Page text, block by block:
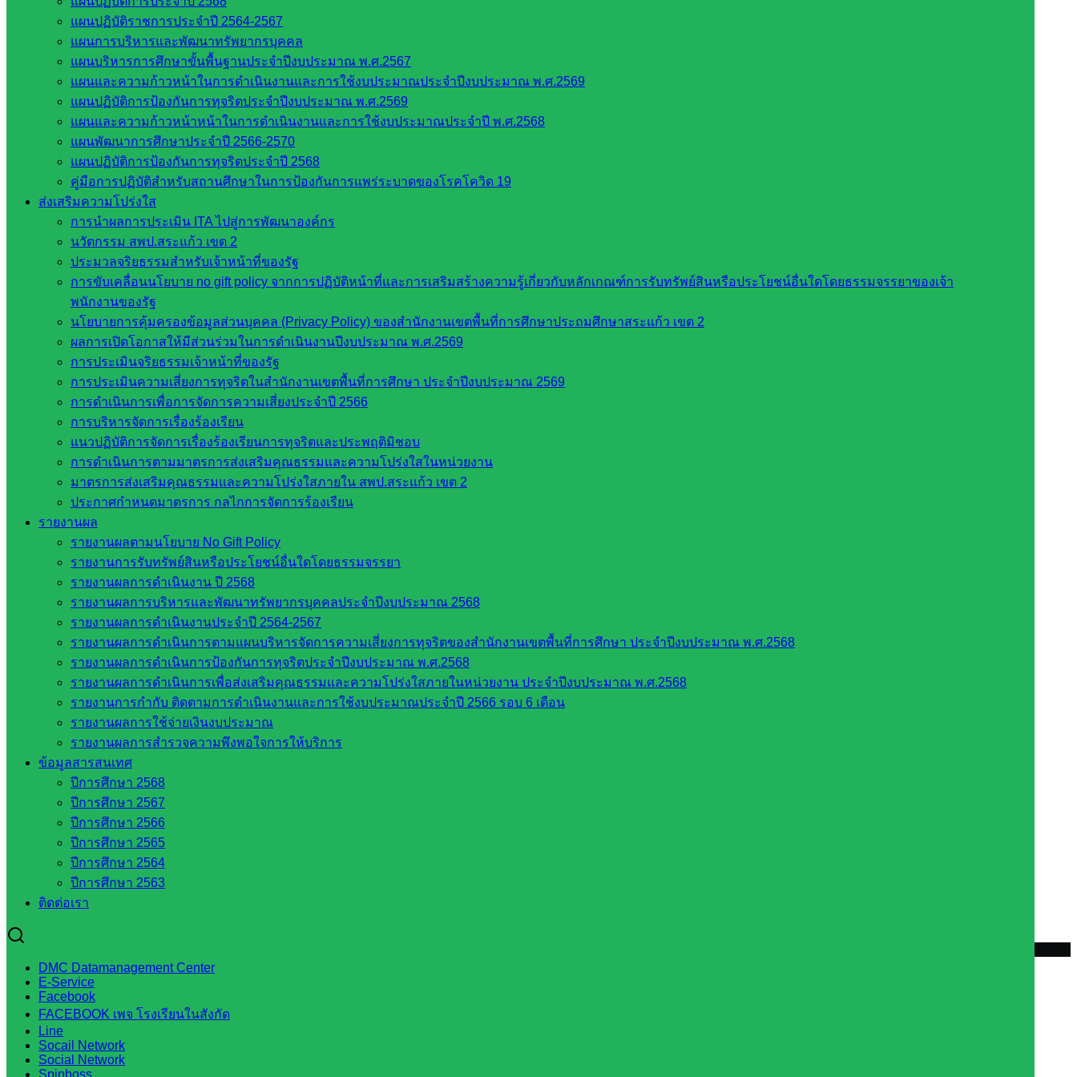
แผนปฏิบัติราชการประจำปี 2564-2567
แผนการบริหารและพัฒนาทรัพยากรบุคคล
แผนบริหารการศึกษาขั้นพื้นฐานประจำปีงบประมาณ พ.ศ.2567
แผนและความก้าวหน้าในการดำเนินงานและการใช้งบประมาณประจำปีงบประมาณ พ.ศ.2569
แผนปฏิบัติการป้องกันการทุจริตประจำปีงบประมาณ พ.ศ.2569
แผนและความก้าวหน้าหน้าในการดำเนินงานและการใช้งบประมาณประจำปี พ.ศ.2568
แผนพัฒนาการศึกษาประจำปี 2566-2570
แผนปฏิบัติการป้องกันการทุจริตประจำปี 2568
คู่มือการปฏิบัติสำหรับสถานศึกษาในการป้องกันการแพร่ระบาดของโรคโควิด 19
ส่งเสริมความโปร่งใส
การนำผลการประเมิน ITA ไปสู่การพัฒนาองค์กร
นวัตกรรม สพป.สระแก้ว เขต 2
ประมวลจริยธรรมสำหรับเจ้าหน้าที่ของรัฐ
การขับเคลื่อนนโยบาย no gift policy จากการปฏิบัติหน้าที่และการเสริมสร้างความรู้เกี่ยวกับหลักเกณฑ์การรับทรัพย์สินหรือประโยชน์อื่นใดโดยธรรมจรรยาของเจ้า
พนักงานของรัฐ
นโยบายการคุ้มครองข้อมูลส่วนบุคคล (Privacy Policy) ของสำนักงานเขตพื้นที่การศึกษาประถมศึกษาสระแก้ว เขต 2
ผลการเปิดโอกาสให้มีส่วนร่วมในการดำเนินงานปีงบประมาณ พ.ศ.2569
การประเมินจริยธรรมเจ้าหน้าที่ของรัฐ
การประเมินความเสี่ยงการทุจริตในสำนักงานเขตพื้นที่การศึกษา ประจำปีงบประมาณ 2569
การดำเนินการเพื่อการจัดการความเสี่ยงประจำปี 2566
การบริหารจัดการเรื่องร้องเรียน
แนวปฏิบัติการจัดการเรื่องร้องเรียนการทุจริตและประพฤติมิชอบ
การดำเนินการตามมาตรการส่งเสริมคุณธรรมและความโปร่งใสในหน่วยงาน
มาตรการส่งเสริมคุณธรรมและความโปร่งใสภายใน สพป.สระแก้ว เขต 2
ประกาศกำหนดมาตรการ กลไกการจัดการร้องเรียน
รายงานผล
รายงานผลตามนโยบาย No Gift Policy
รายงานการรับทรัพย์สินหรือประโยชน์อื่นใดโดยธรรมจรรยา
รายงานผลการดำเนินงาน ปี 2568
รายงานผลการบริหารและพัฒนาทรัพยากรบุคคลประจำปีงบประมาณ 2568
รายงานผลการดำเนินงานประจำปี 2564-2567
รายงานผลการดำเนินการตามแผนบริหารจัดการความเสี่ยงการทุจริตของสำนักงานเขตพื้นที่การศึกษา ประจำปีงบประมาณ พ.ศ.2568
รายงานผลการดำเนินการป้องกันการทุจริตประจำปีงบประมาณ พ.ศ.2568
รายงานผลการดำเนินการเพื่อส่งเสริมคุณธรรมและความโปร่งใสภายในหน่วยงาน ประจำปีงบประมาณ พ.ศ.2568
รายงานการกำกับ ติดตามการดำเนินงานและการใช้งบประมาณประจำปี 2566 รอบ 6 เดือน
รายงานผลการใช้จ่ายเงินงบประมาณ
รายงานผลการสำรวจความพึงพอใจการให้บริการ
ข้อมูลสารสนเทศ
ปีการศึกษา 2568
ปีการศึกษา 2567
ปีการศึกษา 2566
ปีการศึกษา 2565
ปีการศึกษา 2564
ปีการศึกษา 2563
ติดต่อเรา
DMC Datamanagement Center
E-Service
Facebook
FACEBOOK เพจ โรงเรียนในสังกัด
Line
Socail Network
Social Network
Spinboss
รายชื่อมหาวิทยาลัยในประเทศไทย
เว็บไซต์สำนักต่าง ๆ ใน สพฐ.
เว็บไซต์ สพม. ในสังกัด สพฐ.
เว็บไซต์ สพป. ในสังกัด สพฐ.
กรมบัญชีกลาง
สำนักงาน ส.ก.ส.ค
หน่วยงานในจังหวัดสระแก้ว
จังหวัดสระแก้ว
องค์การบริหารส่วนจังหวัดสระแก้ว
ศึกษาธิการจังหวัดสระแก้ว
สำนักงาน ส.ก.ส.ค. จังหวัดสระแก้ว
สพป. สระแก้วเขต 1
สพป.สระแก้ว เขต 2
โรงเรียนในสังกัด สพป.สระแก้ว เขต 1
โรงเรียนในสังกัด สพป.สระแก้ว เขต 2
วิทยาลัยเทคนิคสระแก้ว
วิทยาลัยเทคนิควังน้ำเย็น
กศน.สระแก้ว
เว็บไซต์กลุ่มงานในสำนักงาน
กลุ่มอำนวยการ
กลุ่มบริหารงานงานเงินและสินทรัพย์
กลุ่มส่งเสริมการจัดการศึกษา
กลุ่มบริหารงานบุคคล
กลุ่มพัฒนาครูและบุคลากรฯ
กลุ่มนิเทศติดตามและประเมินผลฯ
เว็บไซต์หลักสูตรต้านทุจริต
ห้องนิเทศ ศน.นิพนธ์ พรมพิไล
ห้องนิเทศ ศน.ชยาธิศ/ศน.อัญชลี
ห้องนิเทศ ดร.สราวดี เพ็งศรีโคตร
เว็บไซต์คณะกรรมการ ก.ต.ป.น.
เว็บไซต์ อ.ค.ก.ศ.เขตพื้นที่การศึกษา
ดาวน์โหลดเอกสาร
กลุ่มอำนวยการ
กลุ่มบริหารงานงานเงินและสินทรัพย์
กลุ่มนโยบายและแผน
กลุ่มส่งเสริมการจัดการศึกษา
กลุ่มบริหารงานบุคคล
กลุ่มพัฒนาครูและบุคลากรฯ
สอบถามได้นะคะ